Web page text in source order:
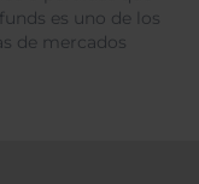
es uno de los
de mercados